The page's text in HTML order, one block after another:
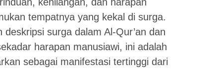
tempatnya yang kekal di surga.
surga dalam Al-Qur’an dan
harapan manusiawi, ini adalah
sebagai manifestasi tertinggi dari